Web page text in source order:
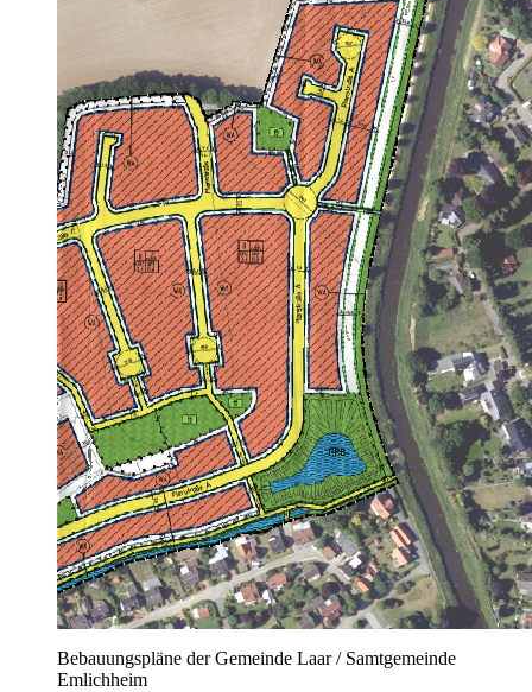
Bebauungspläne der Gemeinde Laar / Samtgemeinde
Emlichheim